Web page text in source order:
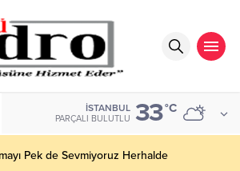
İSTANBUL
PARÇALI BULUTLU 33°C
Pek de Sevmiyoruz Herhalde